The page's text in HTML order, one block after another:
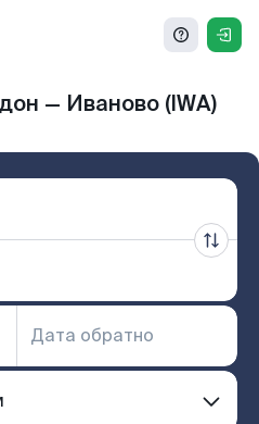
— Иваново (IWA)